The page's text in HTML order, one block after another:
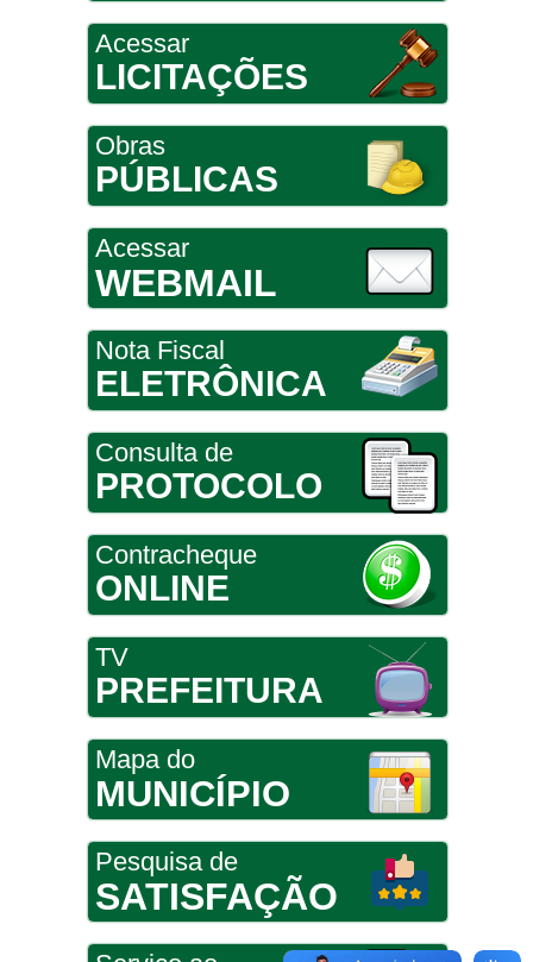
Acessar
LICITAÇÕES
Obras
PÚBLICAS
Acessar
WEBMAIL
Nota Fiscal
ELETRÔNICA
Consulta de
PROTOCOLO
Contracheque
ONLINE
TV
PREFEITURA
Mapa do
MUNICÍPIO
Pesquisa de
SATISFAÇÃO